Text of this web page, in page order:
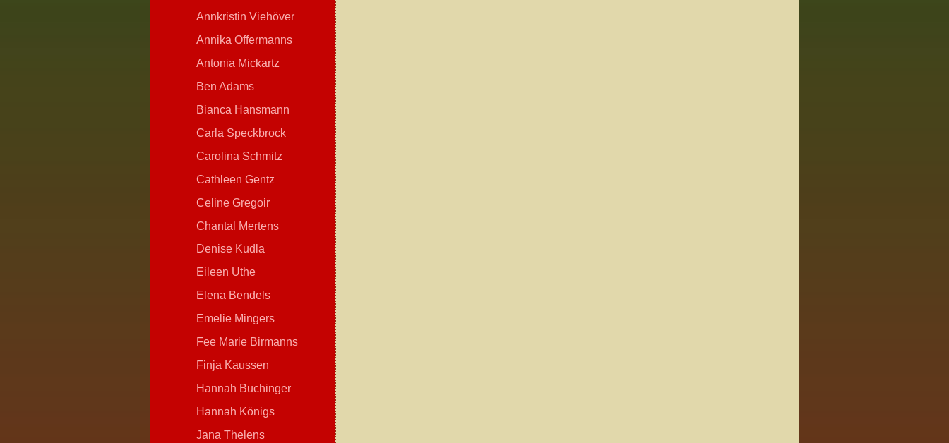
Annkristin Viehöver
Annika Offermanns
Antonia Mickartz
Ben Adams
Bianca Hansmann
Carla Speckbrock
Carolina Schmitz
Cathleen Gentz
Celine Gregoir
Chantal Mertens
Denise Kudla
Eileen Uthe
Elena Bendels
Emelie Mingers
Fee Marie Birmanns
Finja Kaussen
Hannah Buchinger
Hannah Königs
Jana Thelens